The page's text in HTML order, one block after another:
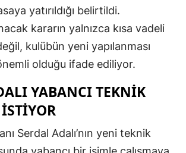
yatırıldığı belirtildi.
kararın yalnızca kısa vadeli
kulübün yeni yapılanması
olduğu ifade ediliyor.
YABANCI TEKNIK
Serdal Adalı’nın yeni teknik